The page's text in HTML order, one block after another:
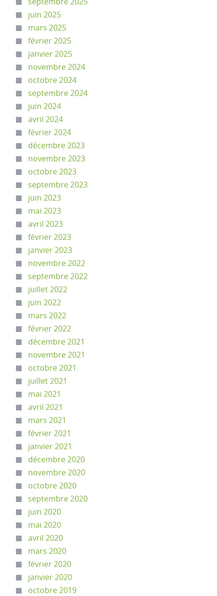
juin 2025
mars 2025
février 2025
janvier 2025
novembre 2024
octobre 2024
septembre 2024
juin 2024
avril 2024
février 2024
décembre 2023
novembre 2023
octobre 2023
septembre 2023
juin 2023
mai 2023
avril 2023
février 2023
janvier 2023
novembre 2022
septembre 2022
juillet 2022
juin 2022
mars 2022
février 2022
décembre 2021
novembre 2021
octobre 2021
juillet 2021
mai 2021
avril 2021
mars 2021
février 2021
janvier 2021
décembre 2020
novembre 2020
octobre 2020
septembre 2020
juin 2020
mai 2020
avril 2020
mars 2020
février 2020
janvier 2020
octobre 2019